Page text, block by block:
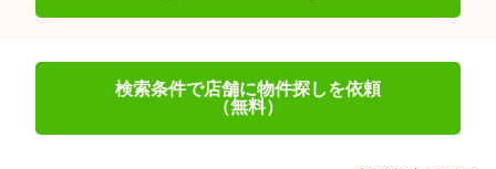
検索条件で店舗に物件探しを依頼
（無料）